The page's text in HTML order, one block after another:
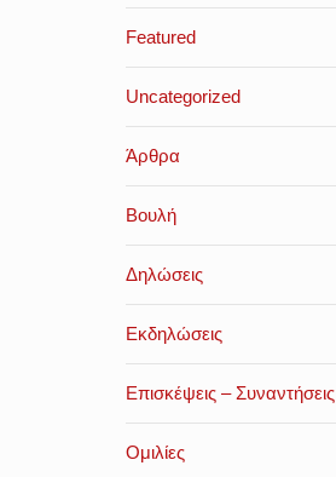
Featured
Uncategorized
Άρθρα
Βουλή
Δηλώσεις
Εκδηλώσεις
Επισκέψεις – Συναντήσεις
Ομιλίες